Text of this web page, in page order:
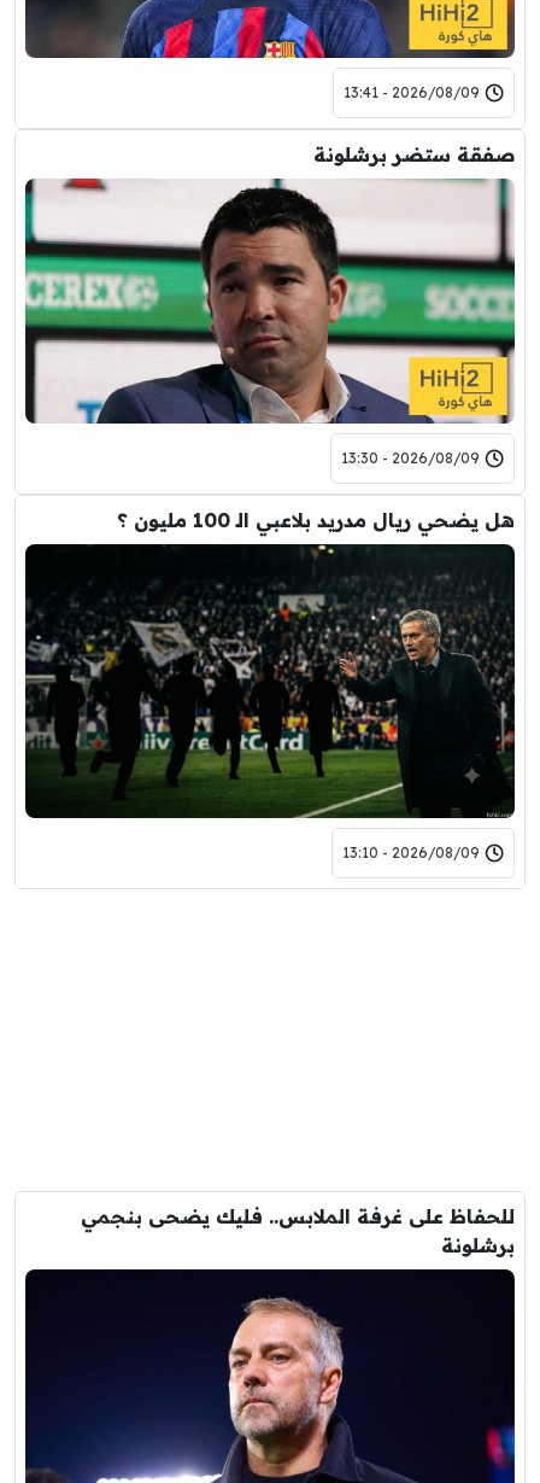
2026/08/09 - 13:41
صفقة ستضر برشلونة
2026/08/09 - 13:30
هل يضحي ريال مدريد بلاعبي الـ 100 مليون ؟
2026/08/09 - 13:10
للحفاظ على غرفة الملابس.. فليك يضحى بنجمي
برشلونة